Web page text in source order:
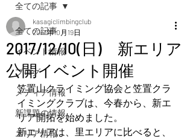
全ての記事
イベント情報
ブログ
メディア情報
新課題の情報
エリア情報
全ての記事
2017/12/10(日) 新エリア
公開イベント開催
kasagiclimbingclub
2017年10月19日
笠置山クライミング協会と笠置クラ
イミングクラブは、今春から、新エ
リア開拓を始めました。
新エリアは、里エリアに比べると、